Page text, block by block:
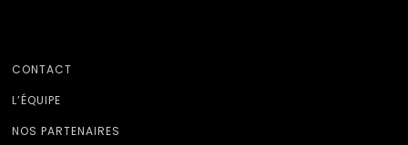
CONTACT
L’ÉQUIPE
NOS PARTENAIRES